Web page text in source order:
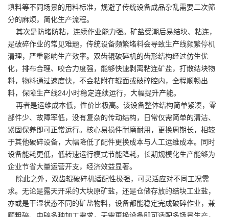
填料等不同场景的用料标准，规避了传统设备成品杂乱需要二次筛
分的麻烦，简化生产流程。
其次是防堵防粘，连续作业能力强。矿盐受潮后易结块、粘连，
是破碎作业的常见难题，传统设备频繁堵料会导致生产线频繁停机
清理，严重影响生产效率。双齿辊破碎机的齿形结构经过仿生优
化，排布合理、咬合力度强，能够快速剥离粘连矿盐，打散结块物
料，物料通过速度快，不会粘附在辊面或破碎腔内，全程顺畅出
料，保障生产线24小时稳定连续运行，大幅提升产能。
再者是运维成本低，性价比极高。该设备整体结构简单紧凑，零
部件少、故障率低，没有复杂的传动结构，日常仅需简单的清洁、
紧固保养即可正常运行。核心易损件耐磨耐用，更换周期长，相较
于其他破碎设备，大幅降低了配件更换成本与人工运维成本。同时
设备能耗更低，低转速运行模式节能降耗，长期规模化生产能够为
企业节省大量运营开支，经济效益显著。
除此之外，双齿辊破碎机适配性极强，可灵活应对不同工况需
求。无论是露天开采的大块原矿盐，还是仓储存放的结块工业盐，
亦或是干湿状态不同的矿盐物料，设备都能稳定完成破碎作业，兼
顾粗碎、中碎多种加工需求，无需更换设备即可适配多场景生产，